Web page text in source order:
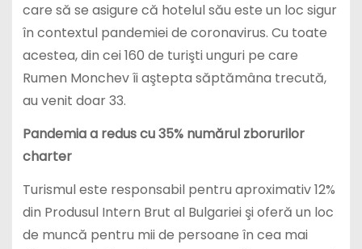
care să se asigure că hotelul său este un loc sigur
în contextul pandemiei de coronavirus. Cu toate
acestea, din cei 160 de turişti unguri pe care
Rumen Monchev îi aştepta săptămâna trecută,
au venit doar 33.
Pandemia a redus cu 35% numărul zborurilor
charter
Turismul este responsabil pentru aproximativ 12%
din Produsul Intern Brut al Bulgariei şi oferă un loc
de muncă pentru mii de persoane în cea mai